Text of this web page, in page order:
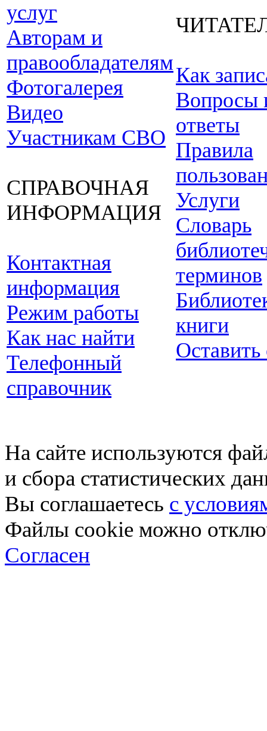
услуг
Авторам и
правообладателям
Фотогалерея
Видео
Участникам СВО
СПРАВОЧНАЯ
ИНФОРМАЦИЯ
Контактная
информация
Режим работы
Как нас найти
Телефонный
справочник
Как
Вопросы
ответы
Правила
Услуги
Словарь
терминов
книги
Оставить
На сайте используются
и сбора статистических
Вы соглашаетесь с
Файлы cookie можно
Согласен